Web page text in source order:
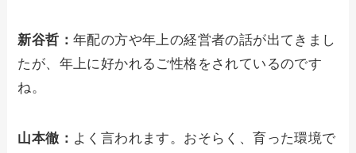
新谷哲：年配の方や年上の経営者の話が出てきまし
たが、年上に好かれるご性格をされているのです
ね。
山本徹： よく言われます。おそらく、育った環境で